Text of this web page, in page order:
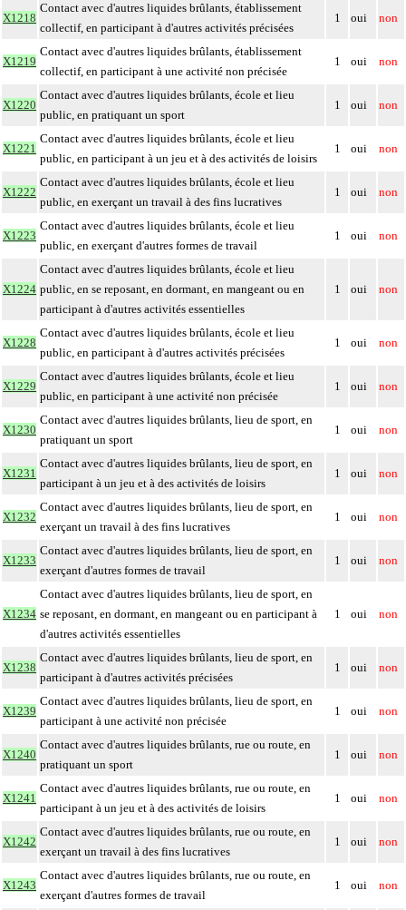
X1218
Contact avec d'autres liquides brûlants, établissement
collectif, en participant à d'autres activités précisées
1 oui non
X1219
Contact avec d'autres liquides brûlants, établissement
collectif, en participant à une activité non précisée
1 oui non
X1220
Contact avec d'autres liquides brûlants, école et lieu
public, en pratiquant un sport
1 oui non
X1221
Contact avec d'autres liquides brûlants, école et lieu
public, en participant à un jeu et à des activités de loisirs
1 oui non
X1222
Contact avec d'autres liquides brûlants, école et lieu
public, en exerçant un travail à des fins lucratives
1 oui non
X1223
Contact avec d'autres liquides brûlants, école et lieu
public, en exerçant d'autres formes de travail
1 oui non
X1224
Contact avec d'autres liquides brûlants, école et lieu
public, en se reposant, en dormant, en mangeant ou en
participant à d'autres activités essentielles
1 oui non
X1228
Contact avec d'autres liquides brûlants, école et lieu
public, en participant à d'autres activités précisées
1 oui non
X1229
Contact avec d'autres liquides brûlants, école et lieu
public, en participant à une activité non précisée
1 oui non
X1230
Contact avec d'autres liquides brûlants, lieu de sport, en
pratiquant un sport
1 oui non
X1231
Contact avec d'autres liquides brûlants, lieu de sport, en
participant à un jeu et à des activités de loisirs
1 oui non
X1232
Contact avec d'autres liquides brûlants, lieu de sport, en
exerçant un travail à des fins lucratives
1 oui non
X1233
Contact avec d'autres liquides brûlants, lieu de sport, en
exerçant d'autres formes de travail
1 oui non
X1234
Contact avec d'autres liquides brûlants, lieu de sport, en
se reposant, en dormant, en mangeant ou en participant à
d'autres activités essentielles
1 oui non
X1238
Contact avec d'autres liquides brûlants, lieu de sport, en
participant à d'autres activités précisées
1 oui non
X1239
Contact avec d'autres liquides brûlants, lieu de sport, en
participant à une activité non précisée
1 oui non
X1240
Contact avec d'autres liquides brûlants, rue ou route, en
pratiquant un sport
1 oui non
X1241
Contact avec d'autres liquides brûlants, rue ou route, en
participant à un jeu et à des activités de loisirs
1 oui non
X1242
Contact avec d'autres liquides brûlants, rue ou route, en
exerçant un travail à des fins lucratives
1 oui non
X1243
Contact avec d'autres liquides brûlants, rue ou route, en
exerçant d'autres formes de travail
1 oui non